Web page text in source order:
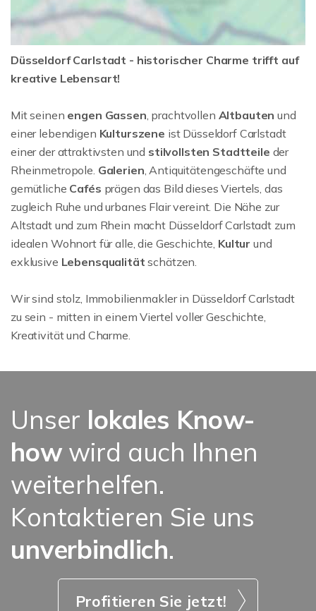
Düsseldorf Carlstadt - historischer Charme trifft auf
kreative Lebensart!
Mit seinen engen Gassen, prachtvollen Altbauten und
einer lebendigen Kulturszene ist Düsseldorf Carlstadt
einer der attraktivsten und stilvollsten Stadtteile der
Rheinmetropole. Galerien, Antiquitätengeschäfte und
gemütliche Cafés prägen das Bild dieses Viertels, das
zugleich Ruhe und urbanes Flair vereint. Die Nähe zur
Altstadt und zum Rhein macht Düsseldorf Carlstadt zum
idealen Wohnort für alle, die Geschichte, Kultur und
exklusive Lebensqualität schätzen.
Wir sind stolz, Immobilienmakler in Düsseldorf Carlstadt
zu sein - mitten in einem Viertel voller Geschichte,
Kreativität und Charme.
Unser lokales Know-
how wird auch Ihnen
weiterhelfen.
Kontaktieren Sie uns
unverbindlich.
Profitieren Sie jetzt!